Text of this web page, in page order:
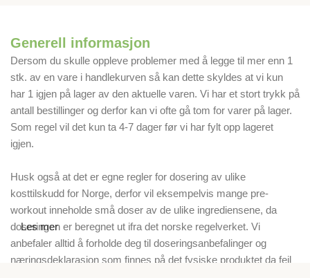
Generell informasjon
Dersom du skulle oppleve problemer med å legge til mer enn 1
stk. av en vare i handlekurven så kan dette skyldes at vi kun
har 1 igjen på lager av den aktuelle varen. Vi har et stort trykk på
antall bestillinger og derfor kan vi ofte gå tom for varer på lager.
Som regel vil det kun ta 4-7 dager før vi har fylt opp lageret
igjen.
Husk også at det er egne regler for dosering av ulike
kosttilskudd for Norge, derfor vil eksempelvis mange pre-
workout inneholde små doser av de ulike ingrediensene, da
doseringen er beregnet ut ifra det norske regelverket. Vi
anbefaler alltid å forholde deg til doseringsanbefalinger og
næringsdeklarasjon som finnes på det fysiske produktet da feil
Les mer